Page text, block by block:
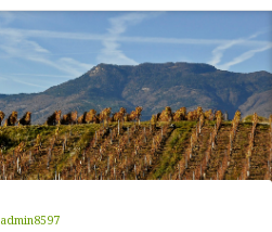
admin8597